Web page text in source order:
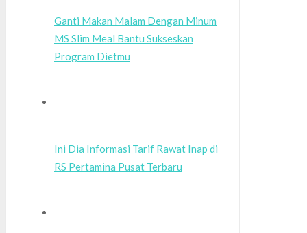
Ganti Makan Malam Dengan Minum
MS Slim Meal Bantu Sukseskan
Program Dietmu
Ini Dia Informasi Tarif Rawat Inap di
RS Pertamina Pusat Terbaru